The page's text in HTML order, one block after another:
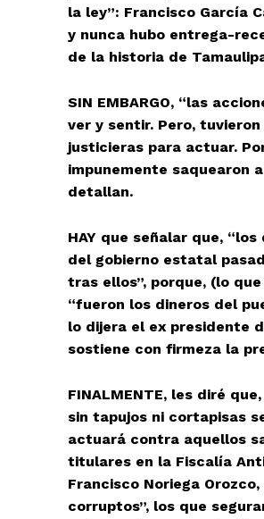
la ley”: Francisco García
y nunca hubo entrega-
de la historia de
SIN EMBARGO, “las
ver y sentir. Pero,
justicieras para actuar.
impunemente saquearon
detallan.
HAY que señalar que,
del gobierno estatal
tras ellos”, porque, (lo
“fueron los dineros del
lo dijera el ex presidente
sostiene con firmeza la
FINALMENTE, les diré
sin tapujos ni cortapisas
actuará contra aquellos
titulares en la Fiscalía
Francisco Noriega
corruptos”, los que